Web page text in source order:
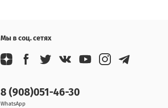
Мы в соц. сетях
8 (908)051-46-30
WhatsApp